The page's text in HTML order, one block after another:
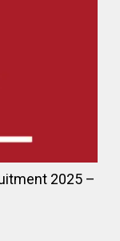
2025 –